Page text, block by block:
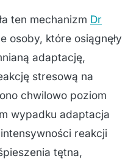
ten mechanizm Dr
osoby, które osiągnęły
adaptację,
stresową na
chwilowo poziom
wypadku adaptacja
reakcji
tętna,